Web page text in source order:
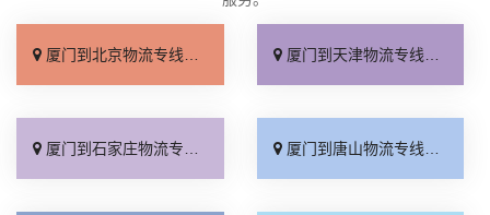
厦门到北京物流专线_直达不中转「送货到门」 厦门到天津物流专线_运保时效「高效快运」
厦门到石家庄物流专线_准时准点「多少公里」 厦门到唐山物流专线_全境派送「收费介绍」